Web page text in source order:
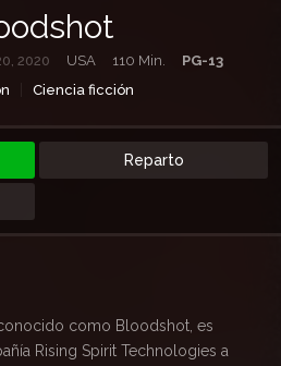
2020 USA 110 Min.
PG-13
Ciencia ficción
Reparto
como Bloodshot, es
Rising Spirit Technologies a